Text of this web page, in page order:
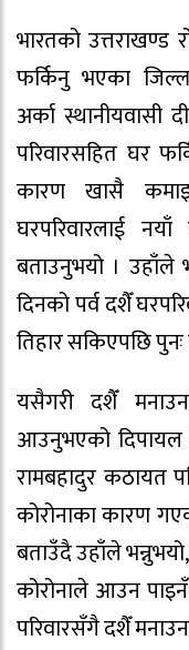
भारतको उत्तराखण्ड
फर्किनु भएका
अर्का
परिवारसहित घर
कारण खासै
घरपरिवारलाई
बताउनुभयो । उहाँले
दिनको पर्व दशैँ
तिहार सकिएपछि
यसैगरी दशैँ
आउनुभएको दिपायल
रामबहादुर कठायत
कोरोनाका कारण
बताउँदै उहाँले
कोरोनाले आउन
परिवारसँगै दशैँ